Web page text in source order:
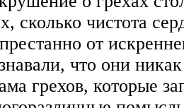
сколько чистота
от
что они
грехов, которые